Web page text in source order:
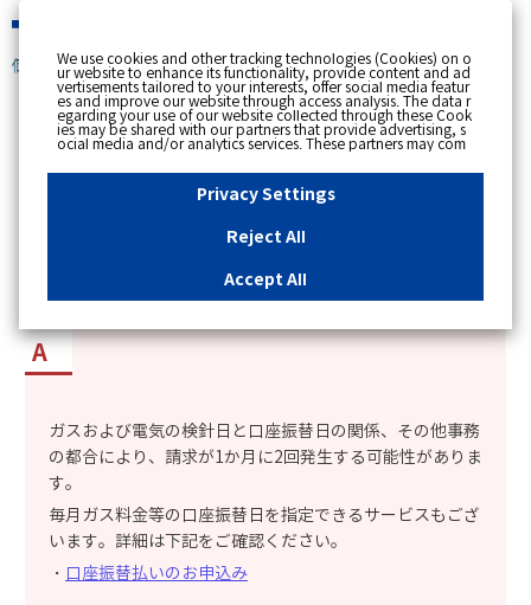
個人のお客さま
[ トップへ戻る ]
カテゴリー表示
公開日時 : 2024/11/01 00:00
1か月に2回口座からガス料金が引き落とされた
ガスおよび電気の検針日と口座振替日の関係、その他事務
の都合により、請求が1か月に2回発生する可能性がありま
す。
毎月ガス料金等の口座振替日を指定できるサービスもござ
います。詳細は下記をご確認ください。
・ 口座振替払いのお申込み
We use cookies and other tracking technologies (Cookies) on o
ur website to enhance its functionality, provide content and ad
vertisements tailored to your interests, offer social media featur
es and improve our website through access analysis. The data r
egarding your use of our website collected through these Cook
ies may be shared with our partners that provide advertising, s
ocial media and/or analytics services. These partners may com
bine the data shared by us with other data that you have provi
ded to them or that they have collected from your use of their s
ervices or other websites to analyse and optimise advertisemen
ts delivered to you by businesses other than us on the internet.
essary Cookies, please click "Reject All". If you agree to the use
of all Cookies, please click "Accept All". To select your preferen
u can change your consent or rejection settings at any time by c
"Privacy Settings"button on this banner or through y
our browser's "Settings". For more information regarding the pr
site, please refer to the link below.Cookies DetailsPrivacy Polic
y
Privacy Settings
Reject All
Accept All